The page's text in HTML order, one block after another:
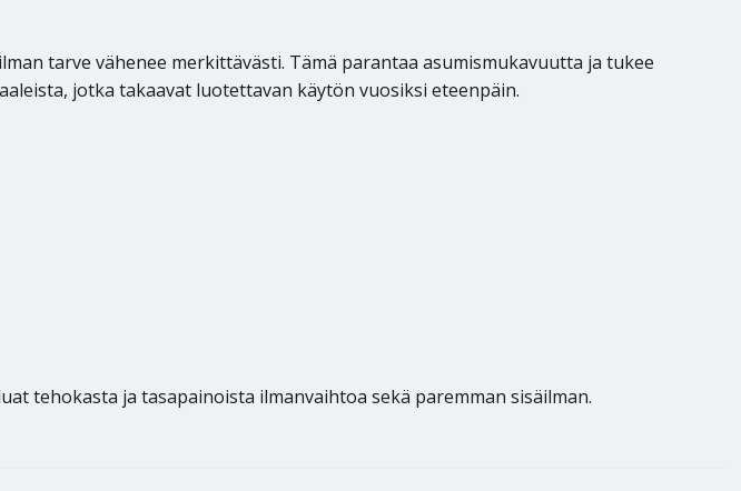
tarve vähenee merkittävästi. Tämä parantaa asumismukavuutta ja tukee
jotka takaavat luotettavan käytön vuosiksi eteenpäin.
tehokasta ja tasapainoista ilmanvaihtoa sekä paremman sisäilman.